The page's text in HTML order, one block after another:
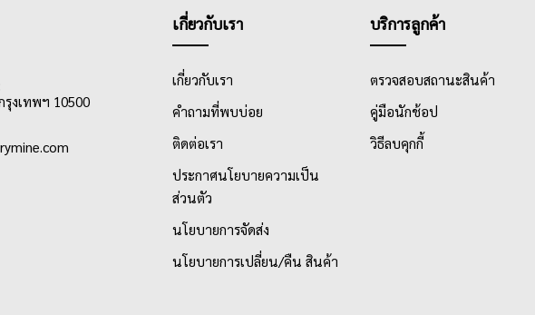
งเทพฯ 10500
เกี่ยวกับเรา
เกี่ยวกับเรา
คำถามที่พบบ่อย
ติดต่อเรา
ประกาศนโยบายความเป็น
ส่วนตัว
นโยบายการจัดส่ง
นโยบายการเปลี่ยน/คืน สินค้า
บริการลูกค้า
ตรวจสอบสถานะสินค้า
คู่มือนักช้อป
วิธีลบคุกกี้